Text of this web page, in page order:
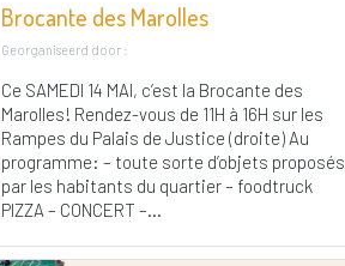
Brocante des Marolles
Georganiseerd door :
Ce SAMEDI 14 MAI, c’est la Brocante des
Marolles! Rendez-vous de 11H à 16H sur les
Rampes du Palais de Justice (droite) Au
programme: – toute sorte d’objets proposés
par les habitants du quartier – foodtruck
PIZZA – CONCERT –...